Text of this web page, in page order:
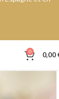
0 0,00